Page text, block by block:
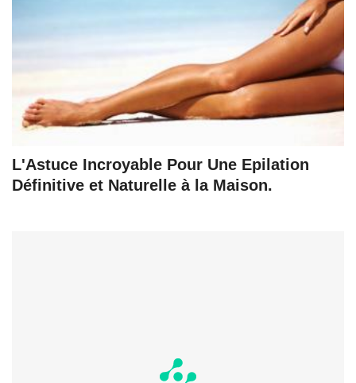
L'Astuce Incroyable Pour Une Epilation
Définitive et Naturelle à la Maison.